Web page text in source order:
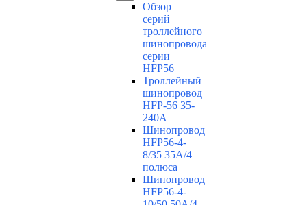
Обзор
серий
троллейного
шинопровода
серии
HFP56
Троллейный
шинопровод
HFP-56 35-
240А
Шинопровод
HFP56-4-
8/35 35А/4
полюса
Шинопровод
HFP56-4-